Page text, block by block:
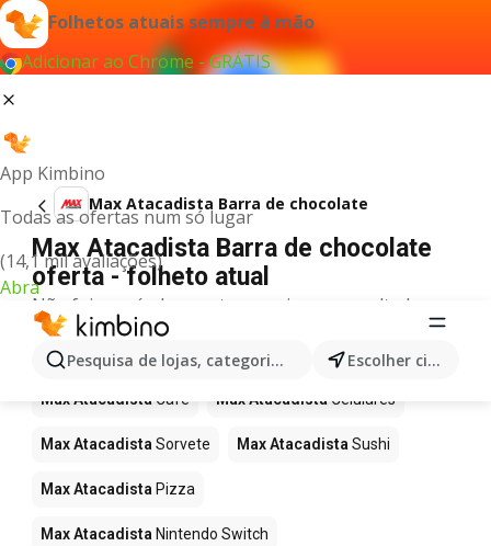
Folhetos atuais sempre à mão
Adicionar ao Chrome - GRÁTIS
App Kimbino
Todas as ofertas num só lugar
(14,1 mil avaliações)
Abra
Pesquisa de lojas, categorias,produtos... Escolher cidade
Max Atacadista Barra de chocolate
Max Atacadista Barra de chocolate
oferta - folheto atual
Não foi possível encontrar quaisquer resultados
para este termo.
Mais produtos em Max Atacadista
Max Atacadista Café Max Atacadista Celulares
Max Atacadista Sorvete Max Atacadista Sushi
Max Atacadista Pizza
Max Atacadista Nintendo Switch